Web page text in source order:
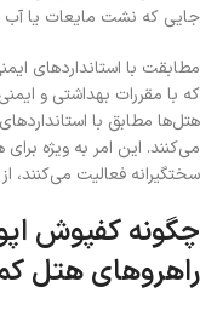
جایی که نشت مایعات یا
مطابقت با استانداردهای
که با مقررات بهداشتی و
هتل‌ها مطابق با
می‌کنند. این امر به ویژه
سختگیرانه فعالیت می‌کنند،
چگونه کفپوش
راهروهای هتل